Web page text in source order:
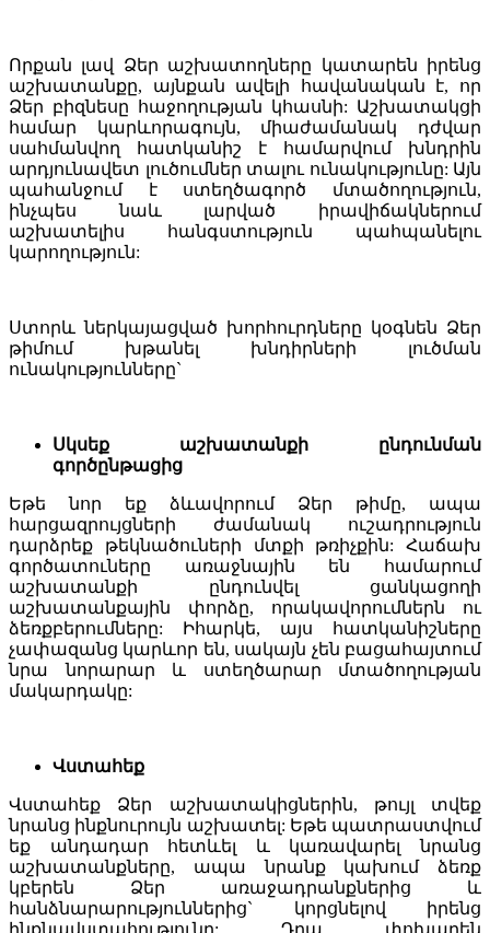
Որքան լավ Ձեր աշխատողները կատարեն իրենց
աշխատանքը, այնքան ավելի հավանական է, որ
Ձեր բիզնեսը հաջողության կհասնի: Աշխատակցի
համար կարևորագույն, միաժամանակ դժվար
սահմանվող հատկանիշ է համարվում խնդրին
արդյունավետ լուծումներ տալու ունակությունը: Այն
պահանջում է ստեղծագործ մտածողություն,
ինչպես նաև լարված իրավիճակներում
աշխատելիս հանգստություն պահպանելու
կարողություն:
Ստորև ներկայացված խորհուրդները կօգնեն Ձեր
թիմում խթանել խնդիրների լուծման
ունակությունները`
Սկսեք աշխատանքի ընդունման
գործընթացից
Եթե նոր եք ձևավորում Ձեր թիմը, ապա
հարցազրույցների ժամանակ ուշադրություն
դարձրեք թեկնածուների մտքի թռիչքին: Հաճախ
գործատուները առաջնային են համարում
աշխատանքի ընդունվել ցանկացողի
աշխատանքային փորձը, որակավորումներն ու
ձեռքբերումները: Իհարկե, այս հատկանիշները
չափազանց կարևոր են, սակայն չեն բացահայտում
նրա նորարար և ստեղծարար մտածողության
մակարդակը:
Վստահեք
Վստահեք Ձեր աշխատակիցներին, թույլ տվեք
նրանց ինքնուրույն աշխատել: Եթե պատրաստվում
եք անդադար հետևել և կառավարել նրանց
աշխատանքները, ապա նրանք կախում ձեռք
կբերեն Ձեր առաջադրանքներից և
հանձնարարություններից` կորցնելով իրենց
ինքնավստահությունը: Դրա փոխարեն